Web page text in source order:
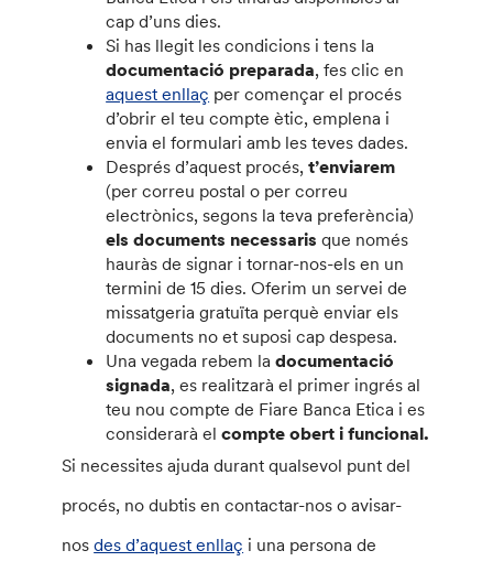
cap d’uns dies.
Si has llegit les condicions i tens la
documentació preparada, fes clic en
aquest enllaç per començar el procés
d’obrir el teu compte ètic, emplena i
envia el formulari amb les teves dades.
Després d’aquest procés, t’enviarem
(per correu postal o per correu
electrònics, segons la teva preferència)
els documents necessaris que només
hauràs de signar i tornar-nos-els en un
termini de 15 dies. Oferim un servei de
missatgeria gratuïta perquè enviar els
documents no et suposi cap despesa.
Una vegada rebem ladocumentació
signada, es realitzarà el primer ingrés al
teu nou compte de Fiare Banca Etica i es
considerarà elcompte obert i funcional.
Si necessites ajuda durant qualsevol punt del
procés, no dubtis en contactar-nos o avisar-
nosdes d’aquest enllaç i una persona de